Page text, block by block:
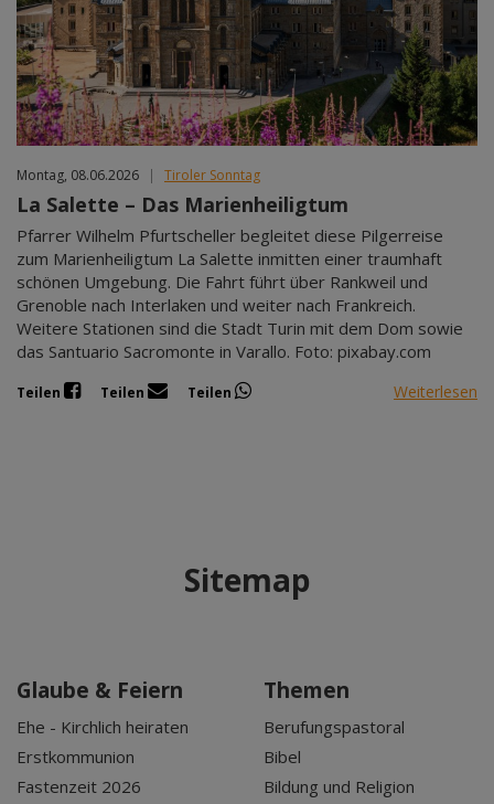
Mär 2027
Apr 2027
Mai 2027
Jun 2027
Jul 2027
Montag, 08.06.2026 | Tiroler Sonntag
La Salette – Das Marienheiligtum
Pfarrer Wilhelm Pfurtscheller begleitet diese Pilgerreise
zum Marienheiligtum La Salette inmitten einer traumhaft
schönen Umgebung. Die Fahrt führt über Rankweil und
Grenoble nach Interlaken und weiter nach Frankreich.
Weitere Stationen sind die Stadt Turin mit dem Dom sowie
das Santuario Sacromonte in Varallo. Foto: pixabay.com
Teilen Teilen Teilen Weiterlesen
Sitemap
Glaube & Feiern
Ehe - Kirchlich heiraten
Erstkommunion
Fastenzeit 2026
Themen
Berufungspastoral
Bibel
Bildung und Religion